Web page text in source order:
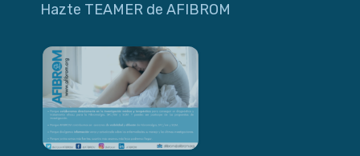
Hazte TEAMER de AFIBROM